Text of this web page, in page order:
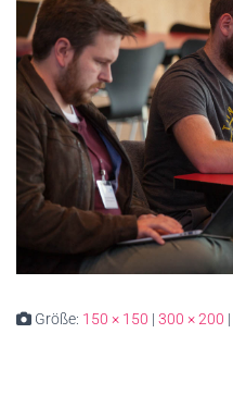
Größe: 150 × 150 | 300 × 200 |